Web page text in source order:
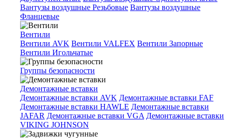
Вантузы воздушные Резьбовые Вантузы воздушные
Фланцевые
Вентили
Вентили AVK Вентили VALFEX Вентили Запорные
Вентили Игольчатые
Группы безопасности
Демонтажные вставки
Демонтажные вставки AVK Демонтажные вставки FAF
Демонтажные вставки HAWLE Демонтажные вставки
JAFAR Демонтажные вставки VGA Демонтажные вставки
VIKING JOHNSON